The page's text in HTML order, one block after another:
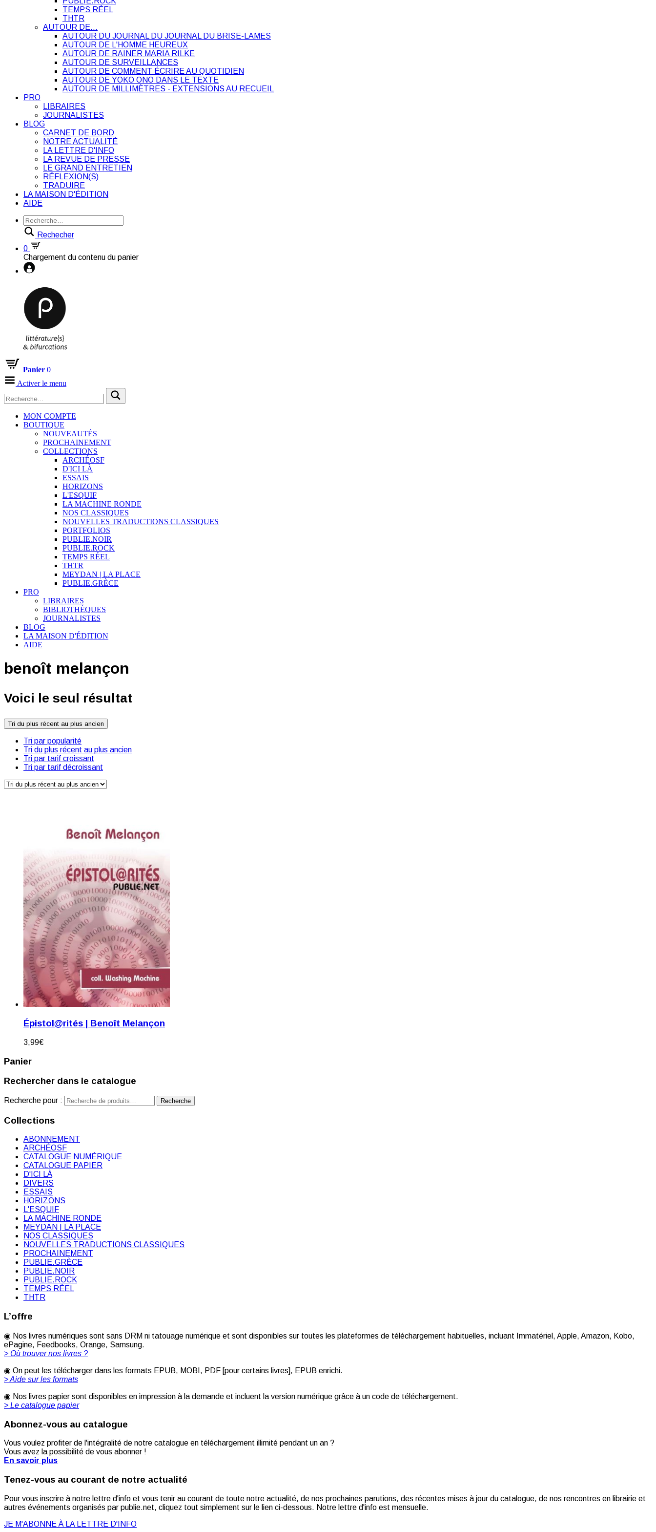
TEMPS RÉEL
THTR
AUTOUR DE…
AUTOUR DU JOURNAL DU JOURNAL DU BRISE-LAMES
AUTOUR DE L'HOMME HEUREUX
AUTOUR DE RAINER MARIA RILKE
AUTOUR DE SURVEILLANCES
AUTOUR DE COMMENT ÉCRIRE AU QUOTIDIEN
AUTOUR DE YOKO ONO DANS LE TEXTE
AUTOUR DE MILLIMÈTRES - EXTENSIONS AU RECUEIL
PRO
LIBRAIRES
JOURNALISTES
BLOG
CARNET DE BORD
NOTRE ACTUALITÉ
LA LETTRE D'INFO
LA REVUE DE PRESSE
LE GRAND ENTRETIEN
RÉFLEXION(S)
TRADUIRE
LA MAISON D'ÉDITION
AIDE
Rechecher
0
Chargement du contenu du panier
Panier 0
Activer le menu
MON COMPTE
BOUTIQUE
NOUVEAUTÉS
PROCHAINEMENT
COLLECTIONS
ARCHÉOSF
D'ICI LÀ
ESSAIS
HORIZONS
L'ESQUIF
LA MACHINE RONDE
NOS CLASSIQUES
NOUVELLES TRADUCTIONS CLASSIQUES
PORTFOLIOS
PUBLIE.NOIR
PUBLIE.ROCK
TEMPS RÉEL
THTR
MEYDAN | LA PLACE
PUBLIE.GRÈCE
PRO
LIBRAIRES
BIBLIOTHÈQUES
JOURNALISTES
BLOG
LA MAISON D'ÉDITION
AIDE
benoît melançon
Voici le seul résultat
Tri du plus récent au plus ancien
Tri par popularité
Tri du plus récent au plus ancien
Tri par tarif croissant
Tri par tarif décroissant
Épistol@rités | Benoît Melançon
3,99€
Panier
Rechercher dans le catalogue
Recherche pour : Recherche
Collections
ABONNEMENT
ARCHÉOSF
CATALOGUE NUMÉRIQUE
CATALOGUE PAPIER
D'ICI LÀ
DIVERS
ESSAIS
HORIZONS
L'ESQUIF
LA MACHINE RONDE
MEYDAN | LA PLACE
NOS CLASSIQUES
NOUVELLES TRADUCTIONS CLASSIQUES
PROCHAINEMENT
PUBLIE.GRÈCE
PUBLIE.NOIR
PUBLIE.ROCK
TEMPS RÉEL
THTR
L’offre
◉ Nos livres numériques sont sans DRM ni tatouage numérique et sont disponibles sur toutes les plateformes de téléchargement habituelles, incluant Immatériel, Apple, Amazon, Kobo,
ePagine, Feedbooks, Orange, Samsung.
> Où trouver nos livres ?
◉ On peut les télécharger dans les formats EPUB, MOBI, PDF [pour certains livres], EPUB enrichi.
> Aide sur les formats
◉ Nos livres papier sont disponibles en impression à la demande et incluent la version numérique grâce à un code de téléchargement.
> Le catalogue papier
Abonnez-vous au catalogue
Vous voulez profiter de l'intégralité de notre catalogue en téléchargement illimité pendant un an ?
Vous avez la possibilité de vous abonner !
En savoir plus
Tenez-vous au courant de notre actualité
Pour vous inscrire à notre lettre d'info et vous tenir au courant de toute notre actualité, de nos prochaines parutions, des récentes mises à jour du catalogue, de nos rencontres en librairie et
autres événements organisés par publie.net, cliquez tout simplement sur le lien ci-dessous. Notre lettre d'info est mensuelle.
JE M'ABONNE À LA LETTRE D'INFO